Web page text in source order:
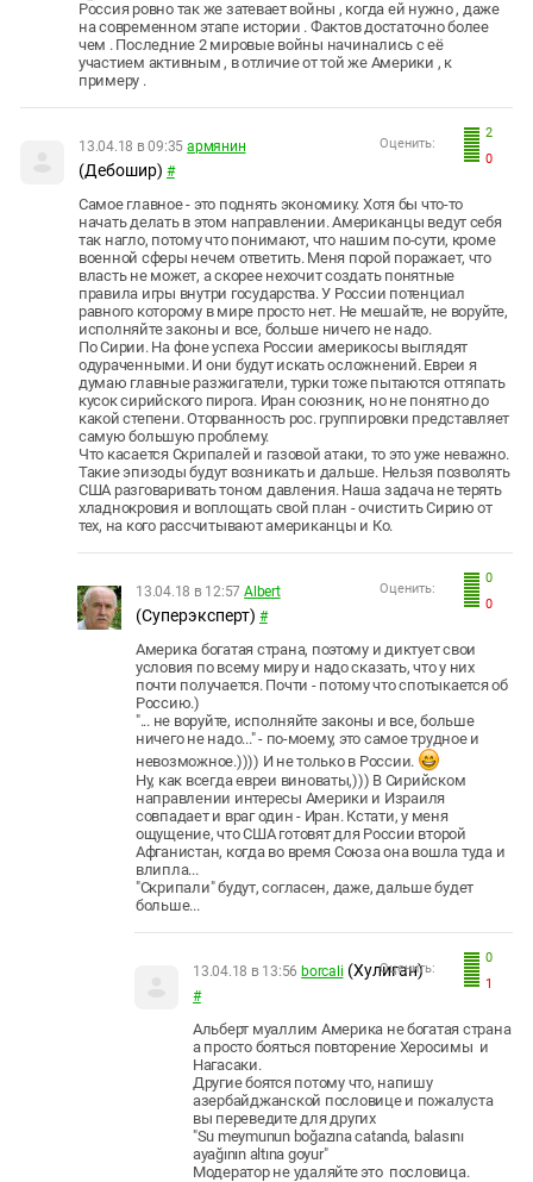
Россия ровно так же затевает войны , когда ей нужно , даже
на современном этапе истории . Фактов достаточно более
чем . Последние 2 мировые войны начинались с её
участием активным , в отличие от той же Америки , к
примеру .
2
0
Оценить:
13.04.18 в 09:35 армянин
(Дебошир) #
Самое главное - это поднять экономику. Хотя бы что-то
начать делать в этом направлении. Американцы ведут себя
так нагло, потому что понимают, что нашим по-сути, кроме
военной сферы нечем ответить. Меня порой поражает, что
власть не может, а скорее нехочит создать понятные
правила игры внутри государства. У России потенциал
равного которому в мире просто нет. Не мешайте, не воруйте,
исполняйте законы и все, больше ничего не надо.
По Сирии. На фоне успеха России америкосы выглядят
одураченными. И они будут искать осложнений. Евреи я
думаю главные разжигатели, турки тоже пытаются оттяпать
кусок сирийского пирога. Иран союзник, но не понятно до
какой степени. Оторванность рос. группировки представляет
самую большую проблему.
Что касается Скрипалей и газовой атаки, то это уже неважно.
Такие эпизоды будут возникать и дальше. Нельзя позволять
США разговаривать тоном давления. Наша задача не терять
хладнокровия и воплощать свой план - очистить Сирию от
тех, на кого рассчитывают американцы и Ко.
0
0
Оценить:
13.04.18 в 12:57 Albert
(Суперэксперт) #
Америка богатая страна, поэтому и диктует свои
условия по всему миру и надо сказать, что у них
почти получается. Почти - потому что спотыкается об
Россию.)
"... не воруйте, исполняйте законы и все, больше
ничего не надо..." - по-моему, это самое трудное и
невозможное.)))) И не только в России.
Ну, как всегда евреи виноваты,))) В Сирийском
направлении интересы Америки и Израиля
совпадает и враг один - Иран. Кстати, у меня
ощущение, что США готовят для России второй
Афганистан, когда во время Союза она вошла туда и
влипла...
"Скрипали" будут, согласен, даже, дальше будет
больше...
0
1
Оценить:
13.04.18 в 13:56 borcali (Хулиган)
#
Альберт муаллим Америка не богатая страна
а просто бояться повторение Херосимы и
Нагасаки.
Другие боятся потому что, напишу
азербайджанской пословице и пожалуста
вы переведите для других
"Su meymunun boğazına catanda, balasını
ayağının altına goyur"
Модератор не удаляйте это пословица.